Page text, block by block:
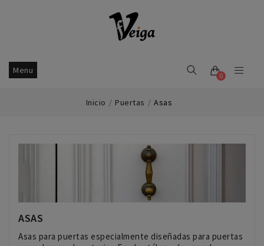
Menu
0
Inicio Puertas Asas
ASAS
Asas para puertas especialmente diseñadas para puertas